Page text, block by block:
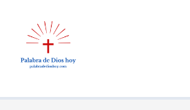
contenido